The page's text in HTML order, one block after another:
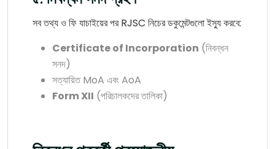
সব তথ্য ও ফি যাচাইয়ের পর RJSC নিচের ডকুমেন্টগুলো ইস্যু করবে:
Certificate of Incorporation (নিবন্ধন
সনদ)
সত্যায়িত MoA এবং AoA
Form XII (পরিচালকদের তালিকা)